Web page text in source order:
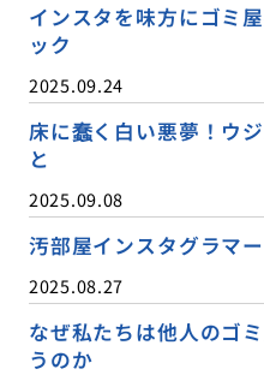
インスタを味方にゴミ
ック
2025.09.24
床に蠢く白い悪夢！ウ
と
2025.09.08
汚部屋インスタグラマ
2025.08.27
なぜ私たちは他人のゴ
うのか